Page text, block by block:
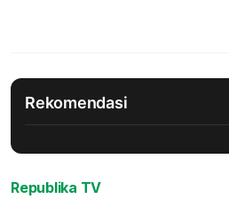
Rekomendasi
Republika TV